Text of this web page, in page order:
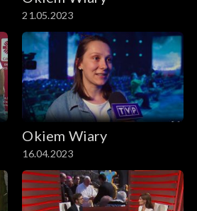
21.05.2023
Okiem Wiary
16.04.2023